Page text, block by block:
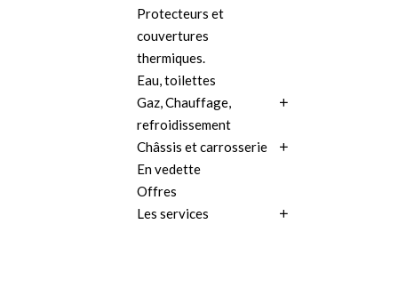
Protecteurs et
couvertures
thermiques.
Eau, toilettes
Gaz, Chauffage,
refroidissement
Châssis et carrosserie
En vedette
Offres
Les services